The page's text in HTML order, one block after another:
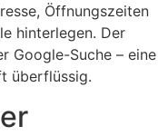
Öffnungszeiten
hinterlegen. Der
Google-Suche – eine
überflüssig.